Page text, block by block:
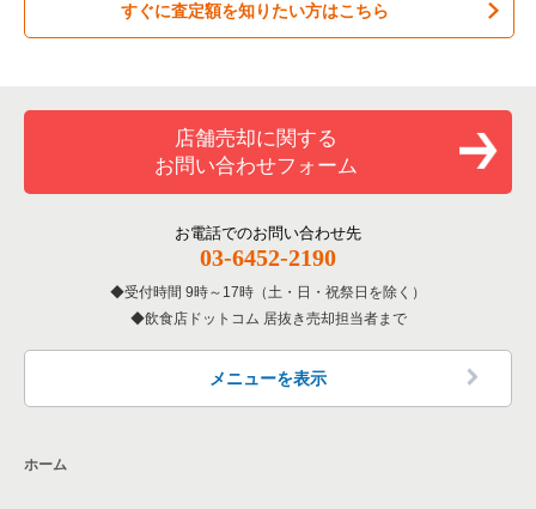
居酒屋・ダイニングバーの居抜き売却物件の案件一覧
洋食の居抜き売却物件の案件一覧
その他の居抜き売却物件の案件一覧
吹田市の飲食店の居抜き売却物件の案件一覧
大阪市東住吉区の飲食店の居抜き売却物件の案件一覧
門真市の飲食店の居抜き売却物件の案件一覧
大阪市天王寺区の飲食店の居抜き売却物件の案件一覧
高石市の飲食店の居抜き売却物件の案件一覧
大阪府のお弁当・惣菜・デリの居抜き売却物件の案件一覧
大阪府のバーの居抜き売却物件の案件一覧
大阪府の居酒屋・ダイニングバーの居抜き売却物件の案件一覧
大阪府の和食の居抜き売却物件の案件一覧
大阪府の洋食の居抜き売却物件の案件一覧
大阪府のその他の居抜き売却物件の案件一覧
すぐに査定額を知りたい方はこちら
店舗売却に関する
お問い合わせフォーム
お電話でのお問い合わせ先
03-6452-2190
受付時間 9時～17時（土・日・祝祭日を除く）
飲食店ドットコム 居抜き売却担当者まで
メニューを表示
ホーム